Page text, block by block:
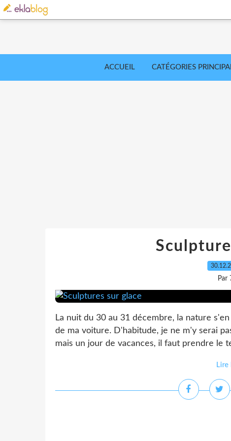
ACCUEIL CATÉGORIES
Par
La nuit du 30 au 31 décembre, la nature
de ma voiture. D'habitude, je ne m'y serai
mais un jour de vacances, il faut prendre le
Lire